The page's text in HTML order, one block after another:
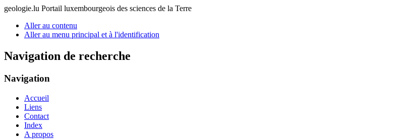
geologie.lu Portail luxembourgeois des sciences de la Terre
Aller au contenu
Aller au menu principal et à l'identification
Navigation de recherche
Navigation
Accueil
Liens
Contact
Index
A propos